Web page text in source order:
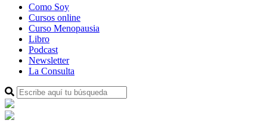
Como Soy
Cursos online
Curso Menopausia
Libro
Podcast
Newsletter
La Consulta